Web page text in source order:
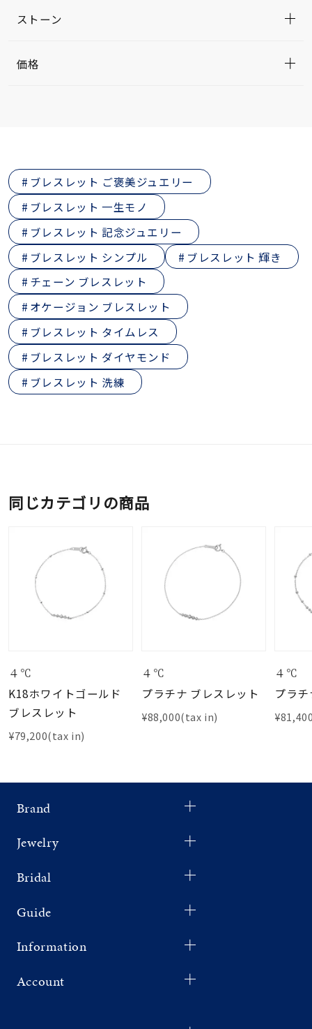
ストーン
価格
ブレスレット ご褒美ジュエリー
ブレスレット 一生モノ
ブレスレット 記念ジュエリー
ブレスレット シンプル
ブレスレット 輝き
チェーン ブレスレット
オケージョン ブレスレット
ブレスレット タイムレス
ブレスレット ダイヤモンド
ブレスレット 洗練
同じカテゴリの商品
４℃
K18ホワイトゴールド
ブレスレット
¥79,200(tax in)
４℃
プラチナ ブレスレット
¥88,000(tax in)
４℃
プラ
Brand
Jewelry
Bridal
Guide
Information
Account